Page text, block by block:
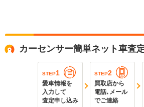
カーセンサー簡単ネット車査
STEP1
愛車情報を
入力して
査定申し込み
STEP2
買取店から
電話､メール
でご連絡